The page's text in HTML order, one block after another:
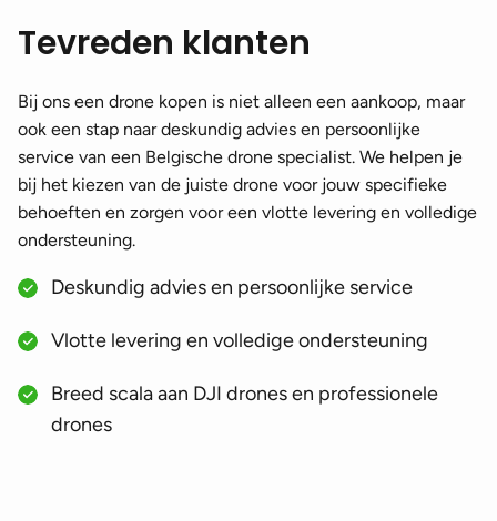
Tevreden klanten
Bij ons een drone kopen is niet alleen een aankoop, maar
ook een stap naar deskundig advies en persoonlijke
service van een Belgische drone specialist. We helpen je
bij het kiezen van de juiste drone voor jouw specifieke
behoeften en zorgen voor een vlotte levering en volledige
ondersteuning.
Deskundig advies en persoonlijke service
Vlotte levering en volledige ondersteuning
Breed scala aan DJI drones en professionele
drones